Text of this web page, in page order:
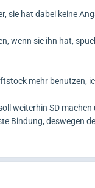
sie hat dabei keine
wenn sie ihn hat,
mehr benutzen,
weiterhin SD
Bindung, deswegen